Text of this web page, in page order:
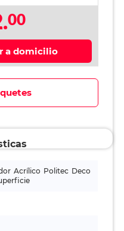
00
a domicilio
Acrílico Politec Deco